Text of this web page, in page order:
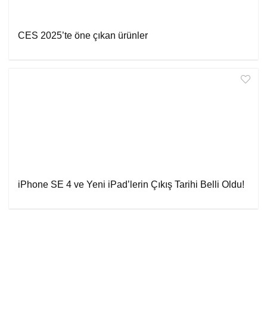
CES 2025’te öne çıkan ürünler
iPhone SE 4 ve Yeni iPad’lerin Çıkış Tarihi Belli Oldu!